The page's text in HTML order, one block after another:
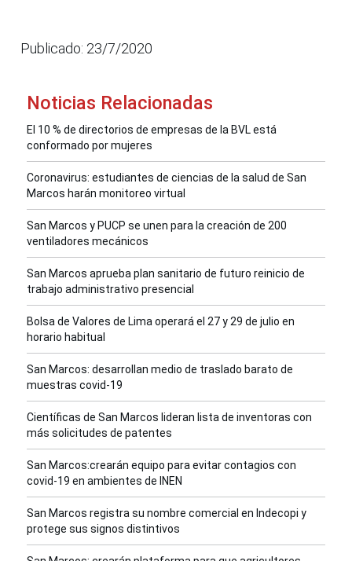
Publicado: 23/7/2020
Noticias Relacionadas
El 10 % de directorios de empresas de la BVL está
conformado por mujeres
Coronavirus: estudiantes de ciencias de la salud de San
Marcos harán monitoreo virtual
San Marcos y PUCP se unen para la creación de 200
ventiladores mecánicos
San Marcos aprueba plan sanitario de futuro reinicio de
trabajo administrativo presencial
Bolsa de Valores de Lima operará el 27 y 29 de julio en
horario habitual
San Marcos: desarrollan medio de traslado barato de
muestras covid-19
Científicas de San Marcos lideran lista de inventoras con
más solicitudes de patentes
San Marcos:crearán equipo para evitar contagios con
covid-19 en ambientes de INEN
San Marcos registra su nombre comercial en Indecopi y
protege sus signos distintivos